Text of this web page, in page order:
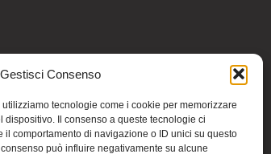
Gestisci Consenso
tecnologie come i cookie per memorizzare
Il consenso a queste tecnologie ci
il comportamento di navigazione o ID unici su questo
può influire negativamente su alcune
e non intendono in
alcuna terapia o
“naturali”) senza una
le pagine comprese nel sito.